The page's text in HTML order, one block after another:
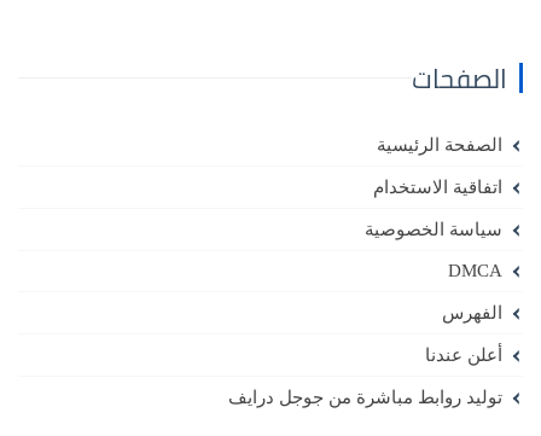
الصفحات
الصفحة الرئيسية
اتفاقية الاستخدام
سياسة الخصوصية
DMCA
الفهرس
أعلن عندنا
توليد روابط مباشرة من جوجل درايف